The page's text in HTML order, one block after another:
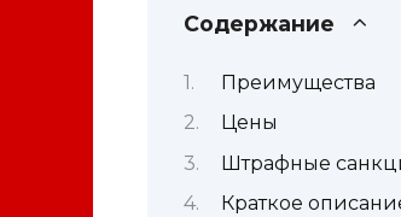
Содержание
Преимущества
Цены
Штрафные
Краткое